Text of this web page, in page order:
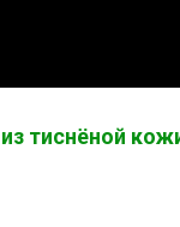
тиснёной